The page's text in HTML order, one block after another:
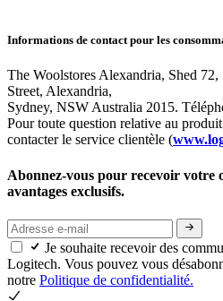
Informations de contact pour les
The Woolstores Alexandria, Shed
Street, Alexandria,
Sydney, NSW Australia 2015.
Pour toute question relative au
contacter le service clientèle (
Abonnez-vous pour recevoir votre
avantages exclusifs.
Je souhaite recevoir des
Logitech. Vous pouvez vous
notre Politique de confidentialité.